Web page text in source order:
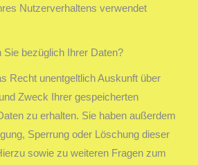
Nutzerverhaltens verwendet
bezüglich Ihrer Daten?
Recht unentgeltlich Auskunft über
Zweck Ihrer gespeicherten
zu erhalten. Sie haben außerdem
Sperrung oder Löschung dieser
sowie zu weiteren Fragen zum